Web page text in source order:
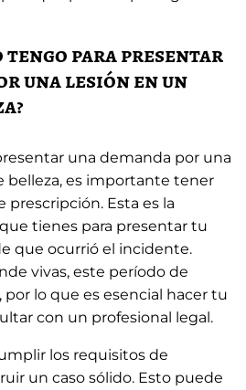
tengo para presentar
una lesión en un
una demanda por una
belleza, es importante tener
prescripción. Esta es la
tienes para presentar tu
que ocurrió el incidente.
vivas, este período de
lo que es esencial hacer tu
con un profesional legal.
los requisitos de
un caso sólido. Esto puede